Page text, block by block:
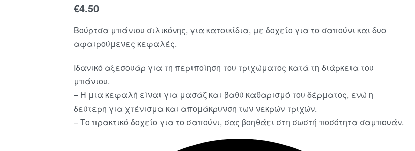
€4.50
Βούρτσα μπάνιου σιλικόνης, για κατοικίδια, με δοχείο για το σαπούνι και δυο
αφαιρούμενες κεφαλές.
Ιδανικό αξεσουάρ για τη περιποίηση του τριχώματος κατά τη διάρκεια του
μπάνιου.
– Η μια κεφαλή είναι για μασάζ και βαθύ καθαρισμό του δέρματος, ενώ η
δεύτερη για χτένισμα και απομάκρυνση των νεκρών τριχών.
– Το πρακτικό δοχείο για το σαπούνι, σας βοηθάει στη σωστή ποσότητα σαμπουάν.